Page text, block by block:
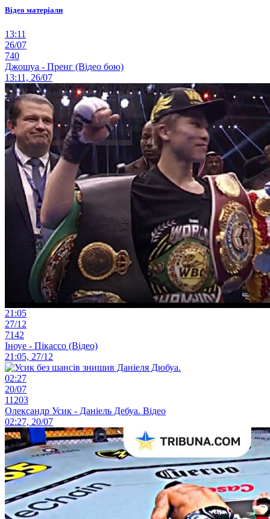
Відео матеріали
13:11
26/07
740
Джошуа - Пренг (Відео бою)
13:11, 26/07
21:05
27/12
7142
Іноуе - Пікассо (Відео)
21:05, 27/12
02:27
20/07
11203
Олександр Усик - Даніель Дебуа. Відео
02:27, 20/07